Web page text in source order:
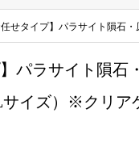
せタイプ】パラサイト隕石・原石プレート置物（LLサイ
】パラサイト隕石
サイズ）※クリア